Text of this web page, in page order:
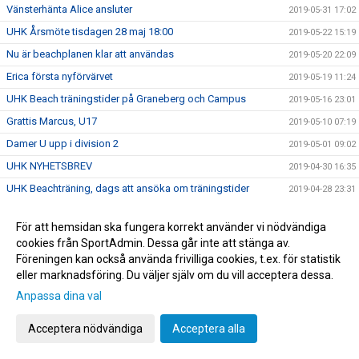
Vänsterhänta Alice ansluter 2019-05-31 17:02
UHK Årsmöte tisdagen 28 maj 18:00 2019-05-22 15:19
Nu är beachplanen klar att användas 2019-05-20 22:09
Erica första nyförvärvet 2019-05-19 11:24
UHK Beach träningstider på Graneberg och Campus 2019-05-16 23:01
Grattis Marcus, U17 2019-05-10 07:19
Damer U upp i division 2 2019-05-01 09:02
UHK NYHETSBREV 2019-04-30 16:35
UHK Beachträning, dags att ansöka om träningstider 2019-04-28 23:31
Kom o heja på vårt herrlag - sista matchen 2019-03-12 07:43
UHK sommarjobb, födda -01/-02/-03! 2019-03-04 22:39
UHK Beachläger information, veckorna klara ! 2019-03-04 17:06
Turbo - sponsor erbjudande
Karro vann "Årets ungdomstränare 2019"
Arbetsgrupp för säkerställa nästa säsongs senior- och
För att hemsidan ska fungera korrekt använder vi nödvändiga
cookies från SportAdmin. Dessa går inte att stänga av.
Föreningen kan också använda frivilliga cookies, t.ex. för statistik
eller marknadsföring. Du väljer själv om du vill acceptera dessa.
Anpassa dina val
Acceptera nödvändiga Acceptera alla